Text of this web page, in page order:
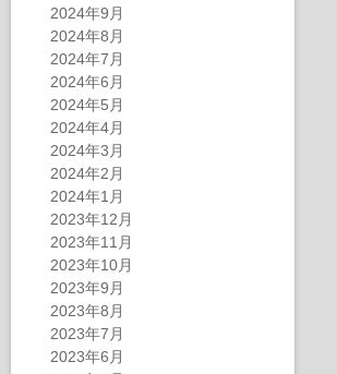
2024年9月
2024年8月
2024年7月
2024年6月
2024年5月
2024年4月
2024年3月
2024年2月
2024年1月
2023年12月
2023年11月
2023年10月
2023年9月
2023年8月
2023年7月
2023年6月